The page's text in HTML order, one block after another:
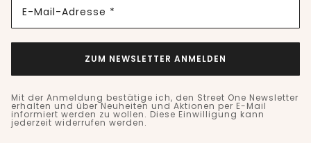
E-Mail-Adresse *
ZUM NEWSLETTER ANMELDEN
Mit der Anmeldung bestätige ich, den Street One Newsletter
erhalten und über Neuheiten und Aktionen per E-Mail
informiert werden zu wollen. Diese Einwilligung kann
jederzeit widerrufen werden.